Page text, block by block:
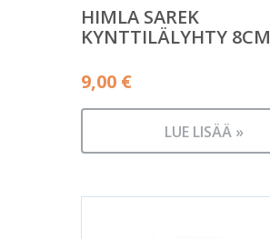
HIMLA SAREK
KYNTTILÄLYHTY 8CM
9,00 €
LUE LISÄÄ »